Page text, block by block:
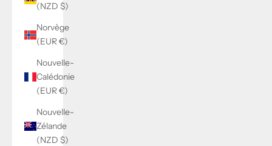
(NZD $)
Norvège
(EUR €)
Nouvelle-
Calédonie
(EUR €)
Nouvelle-
Zélande
(NZD $)